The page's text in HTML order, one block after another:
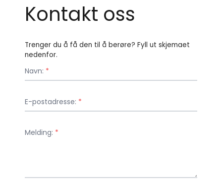
Kontakt oss
Trenger du å få den til å berøre? Fyll ut skjemaet
nedenfor.
Navn: *
E-postadresse: *
Melding: *